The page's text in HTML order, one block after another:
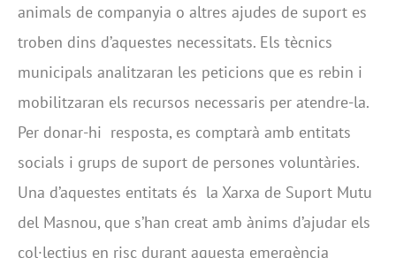
animals de companyia o altres ajudes de suport es
troben dins d’aquestes necessitats. Els tècnics
municipals analitzaran les peticions que es rebin i
mobilitzaran els recursos necessaris per atendre-la.
Per donar-hi resposta, es comptarà amb entitats
socials i grups de suport de persones voluntàries.
Una d’aquestes entitats és la Xarxa de Suport Mutu
del Masnou, que s’han creat amb ànims d’ajudar els
col·lectius en risc durant aquesta emergència